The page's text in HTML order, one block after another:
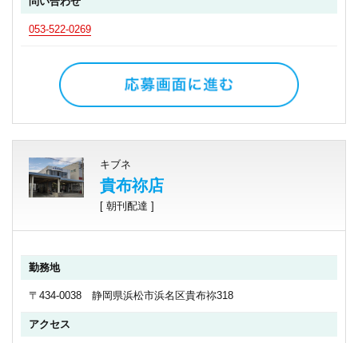
053-522-0269
キブネ
貴布祢店
[ 朝刊配達 ]
勤務地
〒434-0038 静岡県浜松市浜名区貴布祢318
アクセス